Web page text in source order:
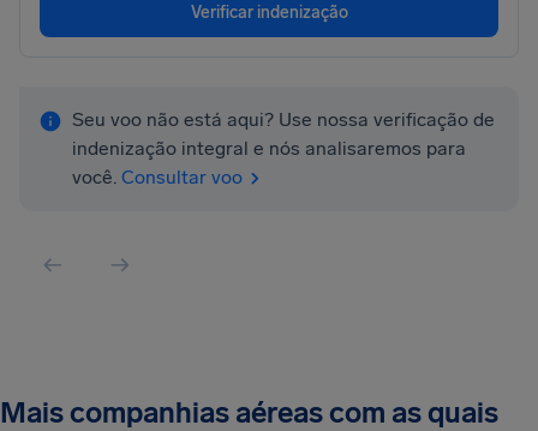
Verificar indenização
Seu voo não está aqui? Use nossa verificação de
indenização integral e nós analisaremos para
você. Consultar voo
Mais companhias aéreas com as quais